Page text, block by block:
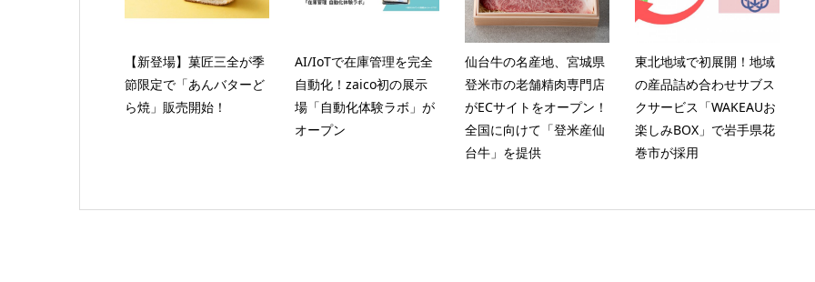
【新登場】菓匠三全が季
節限定で「あんバターど
ら焼」販売開始！
AI/IoTで在庫管理を完全
自動化！zaico初の展示
場「自動化体験ラボ」が
オープン
仙台牛の名産地、宮城県
登米市の老舗精肉専門店
がECサイトをオープン！
全国に向けて「登米産仙
台牛」を提供
東北地域で初展開！地域
の産品詰め合わせサブス
クサービス「WAKEAUお
楽しみBOX」で岩手県花
巻市が採用